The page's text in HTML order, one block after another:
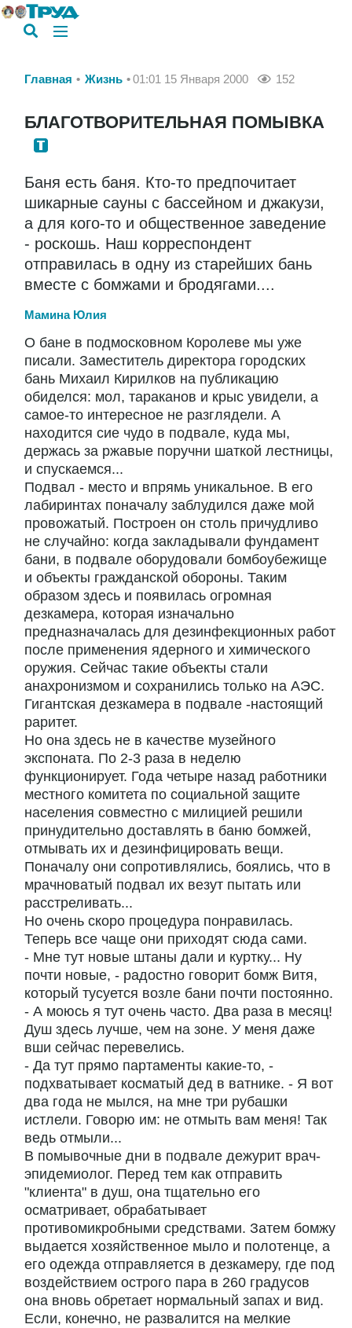
Главная Жизнь 01:01 15 Января 2000 152
БЛАГОТВОРИТЕЛЬНАЯ ПОМЫВКА
Баня есть баня. Кто-то предпочитает
шикарные сауны с бассейном и джакузи,
а для кого-то и общественное заведение
- роскошь. Наш корреспондент
отправилась в одну из старейших бань
вместе с бомжами и бродягами....
Мамина Юлия
О бане в подмосковном Королеве мы уже
писали. Заместитель директора городских
бань Михаил Кирилков на публикацию
обиделся: мол, тараканов и крыс увидели, а
самое-то интересное не разглядели. А
находится сие чудо в подвале, куда мы,
держась за ржавые поручни шаткой лестницы,
и спускаемся...
Подвал - место и впрямь уникальное. В его
лабиринтах поначалу заблудился даже мой
провожатый. Построен он столь причудливо
не случайно: когда закладывали фундамент
бани, в подвале оборудовали бомбоубежище
и объекты гражданской обороны. Таким
образом здесь и появилась огромная
дезкамера, которая изначально
предназначалась для дезинфекционных работ
после применения ядерного и химического
оружия. Сейчас такие объекты стали
анахронизмом и сохранились только на АЭС.
Гигантская дезкамера в подвале -настоящий
раритет.
Но она здесь не в качестве музейного
экспоната. По 2-3 раза в неделю
функционирует. Года четыре назад работники
местного комитета по социальной защите
населения совместно с милицией решили
принудительно доставлять в баню бомжей,
отмывать их и дезинфицировать вещи.
Поначалу они сопротивлялись, боялись, что в
мрачноватый подвал их везут пытать или
расстреливать...
Но очень скоро процедура понравилась.
Теперь все чаще они приходят сюда сами.
- Мне тут новые штаны дали и куртку... Ну
почти новые, - радостно говорит бомж Витя,
который тусуется возле бани почти постоянно.
- А моюсь я тут очень часто. Два раза в месяц!
Душ здесь лучше, чем на зоне. У меня даже
вши сейчас перевелись.
- Да тут прямо партаменты какие-то, -
подхватывает косматый дед в ватнике. - Я вот
два года не мылся, на мне три рубашки
истлели. Говорю им: не отмыть вам меня! Так
ведь отмыли...
В помывочные дни в подвале дежурит врач-
эпидемиолог. Перед тем как отправить
"клиента" в душ, она тщательно его
осматривает, обрабатывает
противомикробными средствами. Затем бомжу
выдается хозяйственное мыло и полотенце, а
его одежда отправляется в дезкамеру, где под
воздействием острого пара в 260 градусов
она вновь обретает нормальный запах и вид.
Если, конечно, не развалится на мелкие